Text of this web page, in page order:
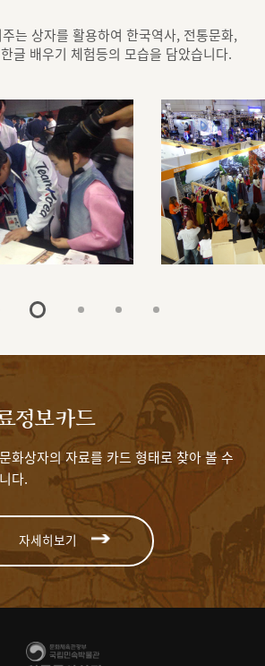
는 상자를 활용하여 한국역사, 전통문화,
글 배우기 체험등의 모습을 담았습니다.
정보카드
화상자의 자료를 카드 형태로 찾아 볼 수
다.
자세히보기